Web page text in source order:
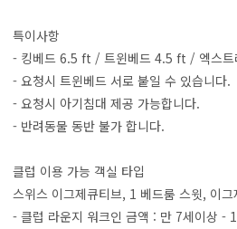
특이사항
- 킹베드 6.5 ft / 트윈베드 4.5 ft / 엑스
- 요청시 트윈베드 서로 붙일 수 있습니다.
- 요청시 아기침대 제공 가능합니다.
- 반려동물 동반 불가 합니다.
클럽 이용 가능 객실 타입
스위스 이그제큐티브, 1 베드룸 스윗, 이그
- 클럽 라운지 워크인 금액 : 만 7세이상 -